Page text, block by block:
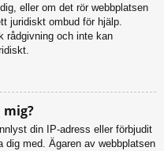
eller om det rör webbplatsen
juridiskt ombud för hjälp.
rådgivning och inte kan
din IP-adress eller förbjudit
dig med. Ägaren av webbplatsen